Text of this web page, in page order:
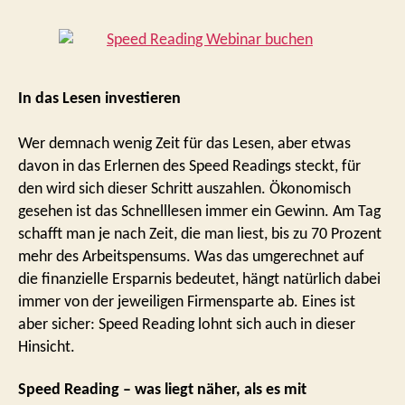
In das Lesen investieren
Wer demnach wenig Zeit für das Lesen, aber etwas
davon in das Erlernen des Speed Readings steckt, für
den wird sich dieser Schritt auszahlen. Ökonomisch
gesehen ist das Schnelllesen immer ein Gewinn. Am Tag
schafft man je nach Zeit, die man liest, bis zu 70 Prozent
mehr des Arbeitspensums. Was das umgerechnet auf
die finanzielle Ersparnis bedeutet, hängt natürlich dabei
immer von der jeweiligen Firmensparte ab. Eines ist
aber sicher: Speed Reading lohnt sich auch in dieser
Hinsicht.
Speed Reading – was liegt näher, als es mit